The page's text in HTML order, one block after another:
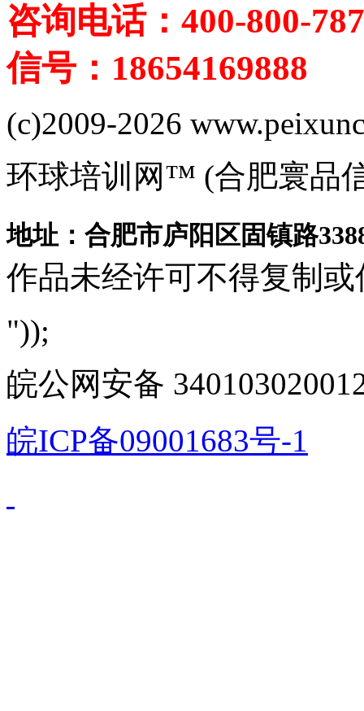
咨询电话：400-800-
信号：18654169888
(c)2009-2026
环球培训网™ (合肥寰品
地址：合肥市庐阳区固镇路
作品未经许可不得复制或
"));
皖公网安备
皖ICP备09001683号-1